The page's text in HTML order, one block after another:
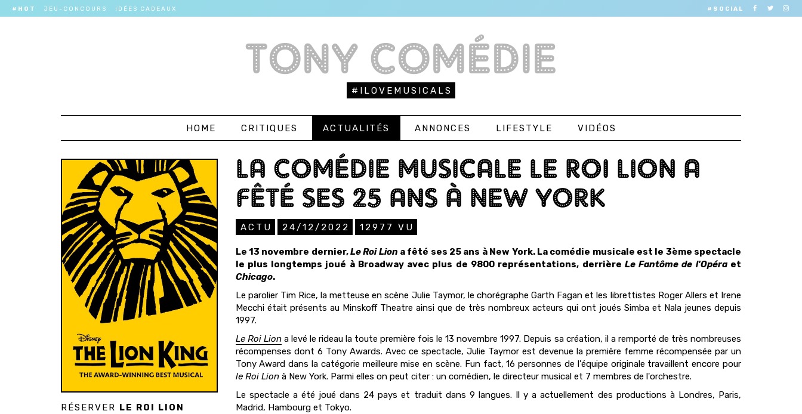
#SOCIAL
#HOT JEU-CONCOURS IDÉES CADEAUX
TONY COMÉDIE
#ILOVEMUSICALS
HOME CRITIQUES ACTUALITÉS ANNONCES LIFESTYLE VIDÉOS
RÉSERVER LE ROI LION
LA COMÉDIE MUSICALE LE ROI LION A
FÊTÉ SES 25 ANS À NEW YORK
ACTU 24/12/2022 12977 VU
Le 13 novembre dernier,Le Roi Lion a fêté ses 25 ans à New York. La comédie musicale est le 3ème spectacle
le plus longtemps joué à Broadway avec plus de 9800 représentations, derrière Le Fantôme de l'Opéraet
Chicago.
Le parolier Tim Rice, la metteuse en scène Julie Taymor, le chorégraphe Garth Fagan et les librettistes Roger Allers et Irene
Mecchi était présents au Minskoff Theatre ainsi que de très nombreux acteurs qui ont joués Simba et Nala jeunes depuis
1997.
Le Roi Liona levé le rideau la toute première fois le 13 novembre 1997. Depuis sa création, il a remporté de très nombreuses
récompenses dont 6 Tony Awards. Avec ce spectacle, Julie Taymor est devenue la première femme récompensée par un
Tony Award dans la catégorie meilleure mise en scène. Fun fact, 16 personnes de l'équipe originale travaillent encore pour
le Roi Lionà New York. Parmi elles on peut citer : un comédien, le directeur musical et 7 membres de l'orchestre.
Le spectacle a été joué dans 24 pays et traduit dans 9 langues. Il y a actuellement des productions à Londres, Paris,
Madrid, Hambourg et Tokyo.